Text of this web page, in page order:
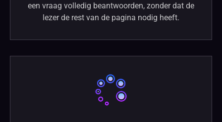
een vraag volledig beantwoorden, zonder dat de
lezer de rest van de pagina nodig heeft.